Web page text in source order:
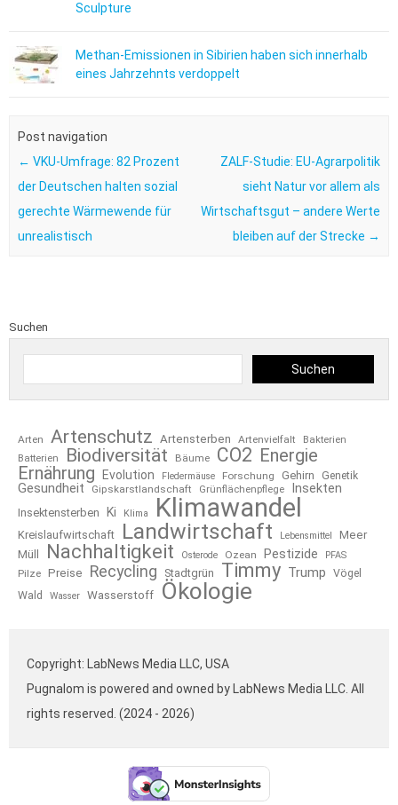
Sculpture
Methan-Emissionen in Sibirien haben sich innerhalb
eines Jahrzehnts verdoppelt
Post navigation
← VKU-Umfrage: 82 Prozent
der Deutschen halten sozial
gerechte Wärmewende für
unrealistisch
ZALF-Studie: EU-Agrarpolitik
sieht Natur vor allem als
Wirtschaftsgut – andere Werte
bleiben auf der Strecke →
Suchen
Suchen
Arten Artenschutz Artensterben Artenvielfalt
Bakterien
Batterien
Biodiversität Bäume CO2 Energie
Ernährung
Evolution Fledermäuse Forschung Gehirn Genetik
Gesundheit Gipskarstlandschaft Grünflächenpflege Insekten
Insektensterben Ki Klima Klimawandel
Kreislaufwirtschaft Landwirtschaft Lebensmittel
Meer
Müll
Nachhaltigkeit Osterode Ozean Pestizide PFAS
Pilze Preise Recycling Stadtgrün Timmy Trump
Vögel
Wald
Wasser Wasserstoff Ökologie
Copyright: LabNews Media LLC, USA
Pugnalom is powered and owned by LabNews Media LLC. All
rights reserved. (2024 - 2026)